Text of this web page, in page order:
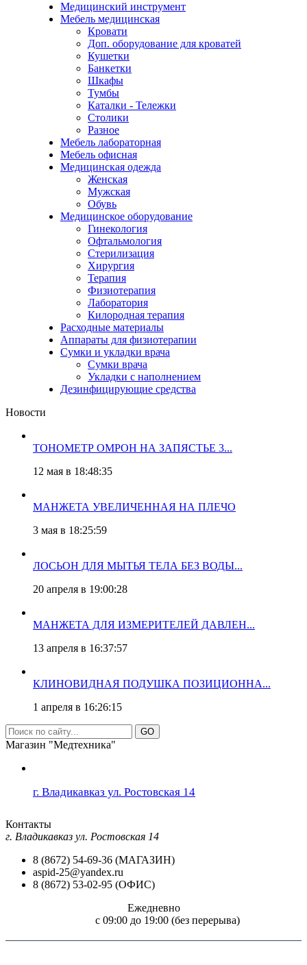
Медицинский инструмент
Мебель медицинская
Кровати
Доп. оборудование для кроватей
Кушетки
Банкетки
Шкафы
Тумбы
Каталки - Тележки
Столики
Разное
Мебель лабораторная
Мебель офисная
Медицинская одежда
Женская
Мужская
Обувь
Медицинское оборудование
Гинекология
Офтальмология
Стерилизация
Хирургия
Терапия
Физиотерапия
Лаборатория
Килородная терапия
Расходные материалы
Аппараты для физиотерапии
Сумки и укладки врача
Сумки врача
Укладки с наполнением
Дезинфицирующие средства
Новости
ТОНОМЕТР ОМРОН НА ЗАПЯСТЬЕ 3...
12 мая в 18:48:35
МАНЖЕТА УВЕЛИЧЕННАЯ НА ПЛЕЧО
3 мая в 18:25:59
ЛОСЬОН ДЛЯ МЫТЬЯ ТЕЛА БЕЗ ВОДЫ...
20 апреля в 19:00:28
МАНЖЕТА ДЛЯ ИЗМЕРИТЕЛЕЙ ДАВЛЕН...
13 апреля в 16:37:57
КЛИНОВИДНАЯ ПОДУШКА ПОЗИЦИОННА...
1 апреля в 16:26:15
GO
Магазин "Медтехника"
г. Владикавказ ул. Ростовская 14
Контакты
г. Владикавказ ул. Ростовская 14
8 (8672) 54-69-36 (МАГАЗИН)
aspid-25@yandex.ru
8 (8672) 53-02-95 (ОФИС)
Ежедневно
c 09:00 до 19:00 (без перерыва)